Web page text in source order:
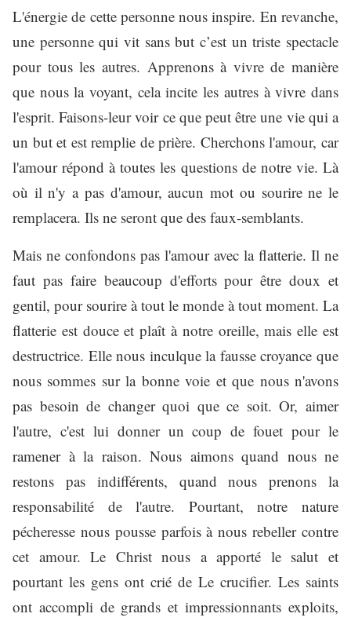
L'énergie de cette personne nous inspire. En revanche,
une personne qui vit sans but c’est un triste spectacle
pour tous les autres. Apprenons à vivre de manière
que nous la voyant, cela incite les autres à vivre dans
l'esprit. Faisons-leur voir ce que peut être une vie qui a
un but et est remplie de prière. Cherchons l'amour, car
l'amour répond à toutes les questions de notre vie. Là
où il n'y a pas d'amour, aucun mot ou sourire ne le
remplacera. Ils ne seront que des faux-semblants.
Mais ne confondons pas l'amour avec la flatterie. Il ne
faut pas faire beaucoup d'efforts pour être doux et
gentil, pour sourire à tout le monde à tout moment. La
flatterie est douce et plaît à notre oreille, mais elle est
destructrice. Elle nous inculque la fausse croyance que
nous sommes sur la bonne voie et que nous n'avons
pas besoin de changer quoi que ce soit. Or, aimer
l'autre, c'est lui donner un coup de fouet pour le
ramener à la raison. Nous aimons quand nous ne
restons pas indifférents, quand nous prenons la
responsabilité de l'autre. Pourtant, notre nature
pécheresse nous pousse parfois à nous rebeller contre
cet amour. Le Christ nous a apporté le salut et
pourtant les gens ont crié de Le crucifier. Les saints
ont accompli de grands et impressionnants exploits,